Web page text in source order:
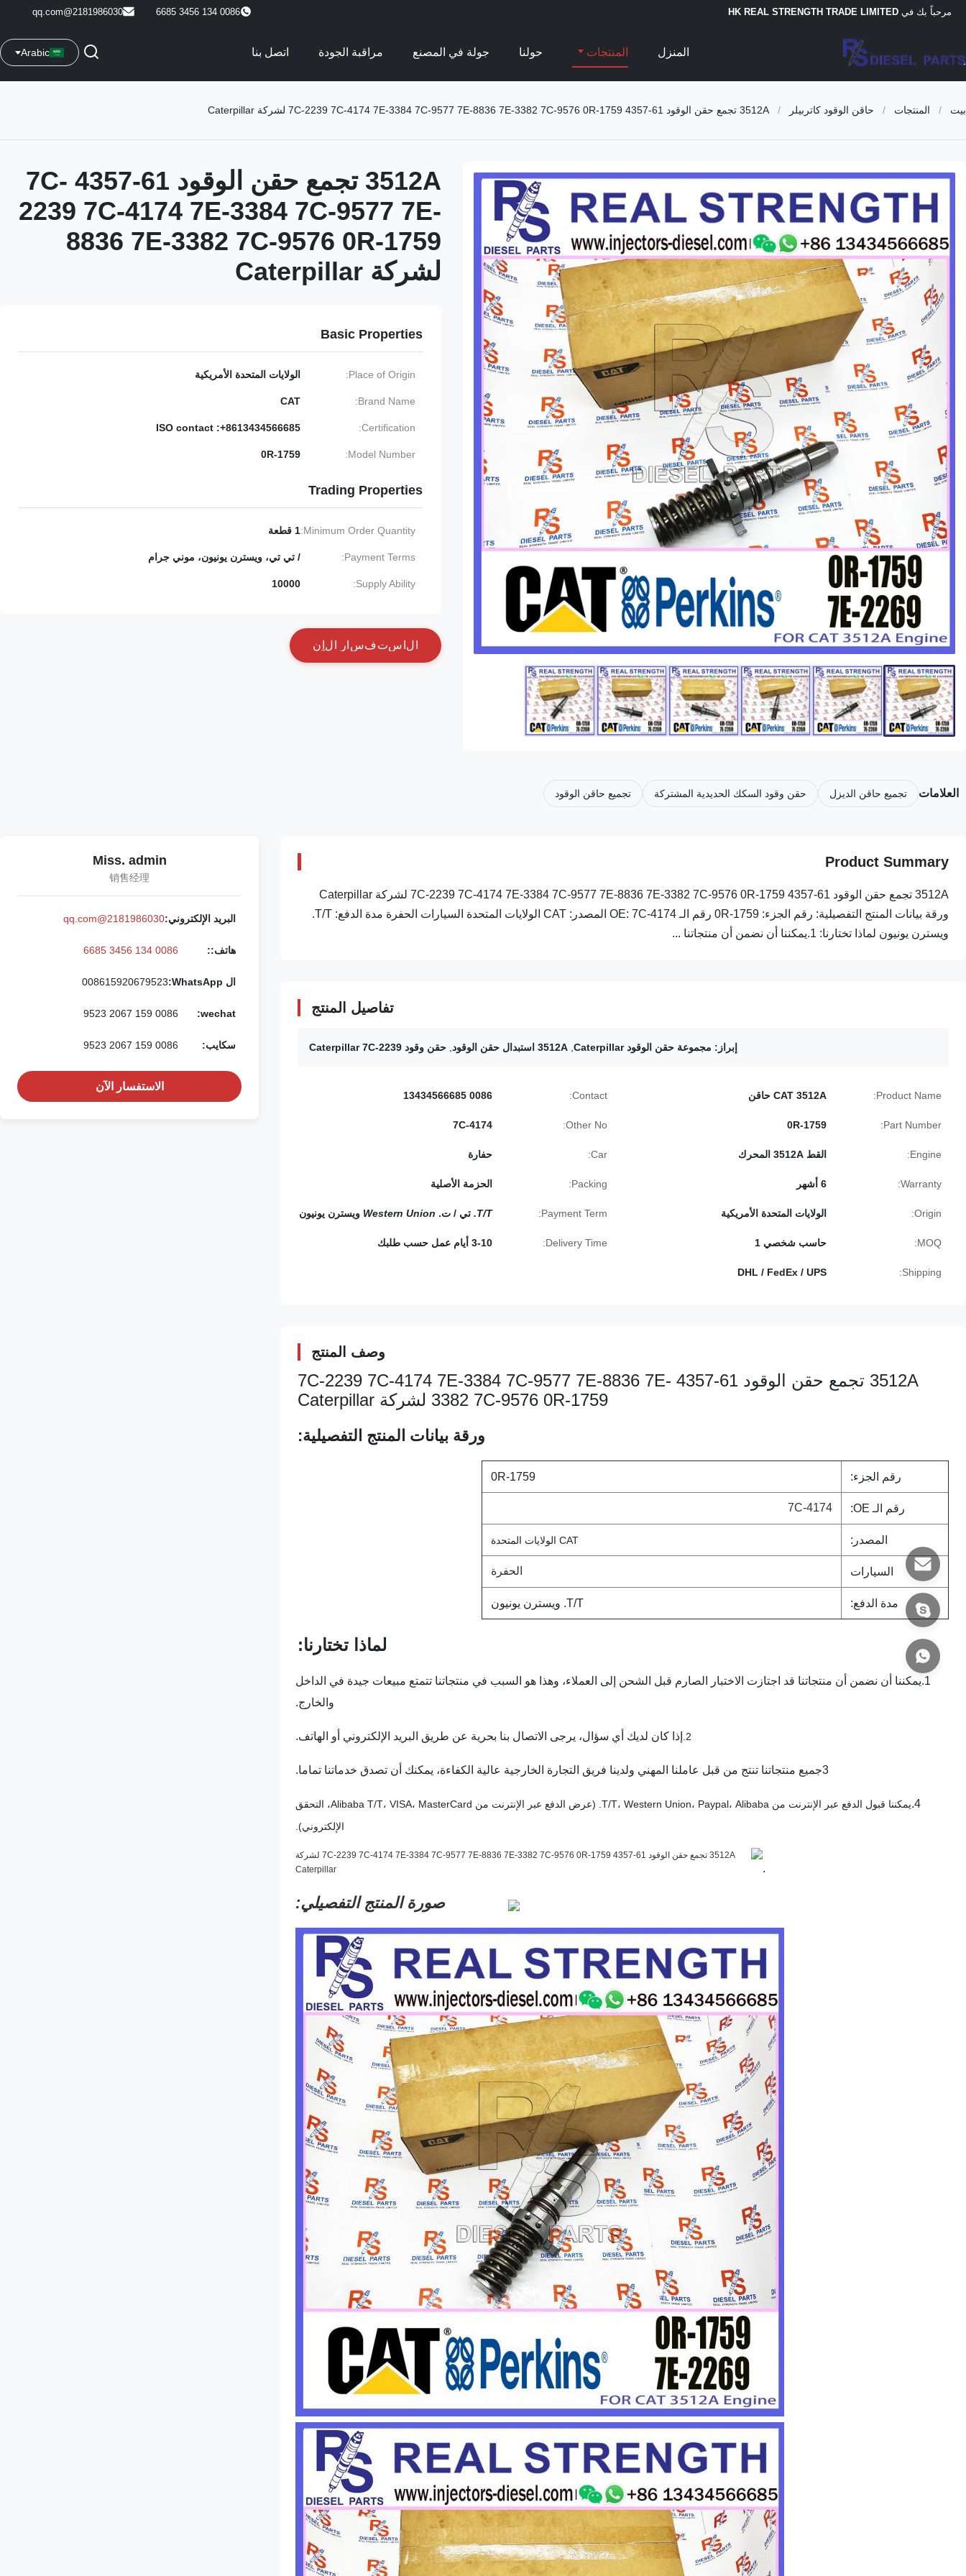
مرحباً بك في HK REAL STRENGTH TRADE LIMITED
0086 134 3456 6685
2181986030@qq.com
المنزل المنتجات حولنا جولة في المصنع مراقبة الجودة اتصل بنا Arabic
بيت / المنتجات / حاقن الوقود كاتربيلر / 3512A تجمع حقن الوقود 61-4357 7C-2239 7C-4174 7E-3384 7C-9577 7E-8836 7E-3382 7C-9576 0R-1759 لشركة Caterpillar
3512A تجمع حقن الوقود 61-4357 7C-
2239 7C-4174 7E-3384 7C-9577 7E-
8836 7E-3382 7C-9576 0R-1759
لشركة Caterpillar
Basic Properties
Place of Origin: الولايات المتحدة الأمريكية
Brand Name:
CAT
Certification:
ISO contact :+8613434566685
Model Number:
0R-1759
Trading Properties
Minimum Order Quantity: 1 قطعة
Payment Terms: / تي تي، ويسترن يونيون، موني جرام
Supply Ability:
10000
ل ستفس ر ل ن
العلامات تجميع حاقن الديزل حقن وقود السكك الحديدية المشتركة تجميع حاقن الوقود
Product Summary
3512A تجمع حقن الوقود 61-4357 7C-2239 7C-4174 7E-3384 7C-9577 7E-8836 7E-3382 7C-9576 0R-1759 لشركة Caterpillar
ورقة بيانات المنتج التفصيلية: رقم الجزء: 0R-1759 رقم الـ OE: 7C-4174 المصدر: CAT الولايات المتحدة السيارات الحفرة مدة الدفع: T/T.
ويسترن يونيون لماذا تختارنا: 1.يمكننا أن نضمن أن منتجاتنا ...
تفاصيل المنتج
إبراز: مجموعة حقن الوقود Caterpillar 3512A استبدال حقن الوقود حقن وقود Caterpillar 7C-2239
Product Name: CAT 3512A حاقن Contact:
0086 13434566685
Part Number:
0R-1759
Other No:
7C-4174
Engine: القط 3512A المحرك Car: حفارة
Warranty: 6 أشهر Packing: الحزمة الأصلية
Origin: الولايات المتحدة الأمريكية Payment Term:
T/T. تي / ت. Western Union ويسترن يونيون
MOQ: حاسب شخصي 1 Delivery Time: 3-10 أيام عمل حسب طلبك
Shipping:
DHL / FedEx / UPS
وصف المنتج
3512A تجمع حقن الوقود 61-4357 7C-2239 7C-4174 7E-3384 7C-9577 7E-8836 7E-
3382 7C-9576 0R-1759 لشركة Caterpillar
ورقة بيانات المنتج التفصيلية:
رقم الجزء: 0R-1759
رقم الـ OE: 7C-4174
المصدر: CAT الولايات المتحدة
السيارات الحفرة
مدة الدفع: T/T. ويسترن يونيون
لماذا تختارنا:
1.يمكننا أن نضمن أن منتجاتنا قد اجتازت الاختبار الصارم قبل الشحن إلى العملاء، وهذا هو السبب في منتجاتنا تتمتع مبيعات جيدة في الداخل
والخارج.
2. إذا كان لديك أي سؤال، يرجى الاتصال بنا بحرية عن طريق البريد الإلكتروني أو الهاتف.
3جميع منتجاتنا تنتج من قبل عاملنا المهني ولدينا فريق التجارة الخارجية عالية الكفاءة، يمكنك أن تصدق خدماتنا تماما.
4.
يمكننا قبول الدفع عبر الإنترنت من T/T، Western Union، Paypal، Alibaba. (عرض الدفع عبر الإنترنت من Alibaba T/T، VISA، MasterCard، التحقق
الإلكتروني).
.
صورة المنتج التفصيلي:
Miss. admin
销售经理
البريد الإلكتروني:2181986030@qq.com
هاتف:: 0086 134 3456 6685
ال WhatsApp: 008615920679523
wechat:
0086 159 2067 9523
سكايب: 0086 159 2067 9523
الاستفسار الآن